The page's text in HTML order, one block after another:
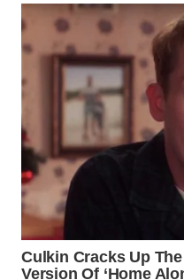
WN
PADANG
LAWAS
SUMEDANG
WN
CIANJUR
WN
KEPULAUAN